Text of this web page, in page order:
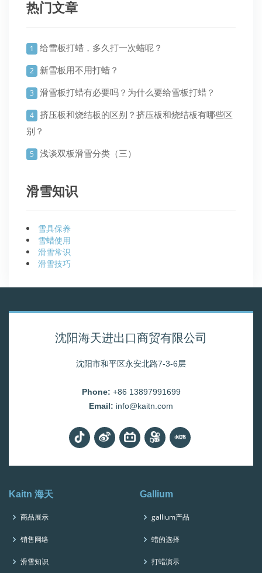
热门文章
1 给雪板打蜡，多久打一次蜡呢？
2 新雪板用不用打蜡？
3 滑雪板打蜡有必要吗？为什么要给雪板打蜡？
4 挤压板和烧结板的区别？挤压板和烧结板有哪些区
别？
5 浅谈双板滑雪分类（三）
滑雪知识
雪具保养
雪蜡使用
滑雪常识
滑雪技巧
沈阳海天进出口商贸有限公司
沈阳市和平区永安北路7-3-6层
Phone: +86 13897991699
Email: info@kaitn.com
Kaitn 海天
商品展示
销售网络
滑雪知识
Gallium
gallium产品
蜡的选择
打蜡演示